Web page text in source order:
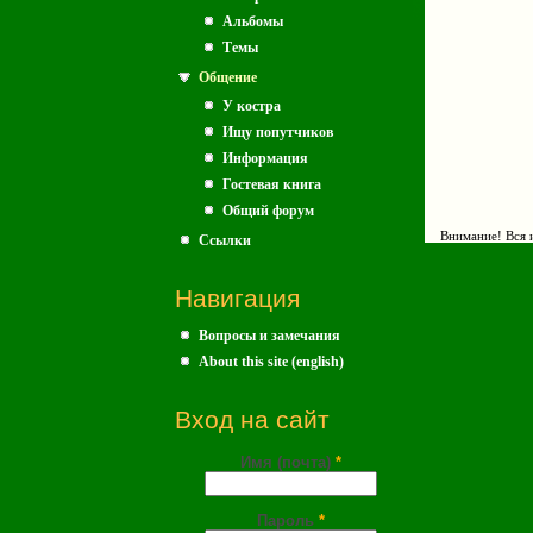
Альбомы
Темы
Общение
У костра
Ищу попутчиков
Информация
Гостевая книга
Общий форум
Ссылки
Навигация
Вопросы и замечания
About this site (english)
Вход на сайт
Имя (почта) *
Пароль *
Внимание! Вся